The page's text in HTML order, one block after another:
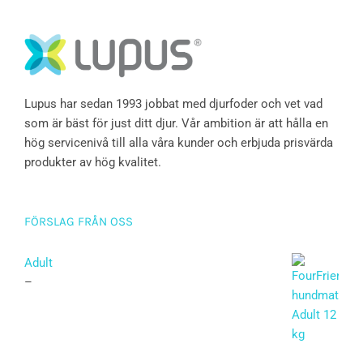
Lupus har sedan 1993 jobbat med djurfoder och vet vad
som är bäst för just ditt djur. Vår ambition är att hålla en
hög servicenivå till alla våra kunder och erbjuda prisvärda
produkter av hög kvalitet.
FÖRSLAG FRÅN OSS
Adult
–